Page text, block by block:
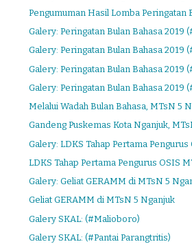
Pengumuman Hasil Lomba Peringatan
Galery: Peringatan Bulan Bahasa 2019
Galery: Peringatan Bulan Bahasa 2019
Galery: Peringatan Bulan Bahasa 2019
Galery: Peringatan Bulan Bahasa 2019
Melalui Wadah Bulan Bahasa, MTsN 5
Gandeng Puskemas Kota Nganjuk,
Galery: LDKS Tahap Pertama Pengurus
LDKS Tahap Pertama Pengurus OSIS
Galery: Geliat GERAMM di MTsN 5
Geliat GERAMM di MTsN 5 Nganjuk
Galery SKAL: (#Malioboro)
Galery SKAL: (#Pantai Parangtritis)